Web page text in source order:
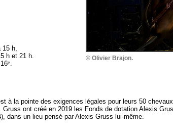
© Olivier Brajon.
15 h,
h et 21 h.
à la pointe des exigences légales pour leurs 50
ont créé en 2019 les Fonds de dotation Alexis
dans un lieu pensé par Alexis Gruss lui-même.